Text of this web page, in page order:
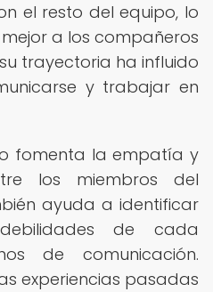
el resto del equipo, lo
a los compañeros
trayectoria ha influido
y trabajar en
fomenta la empatía y
los miembros del
ayuda a identificar
de cada
de comunicación.
experiencias pasadas